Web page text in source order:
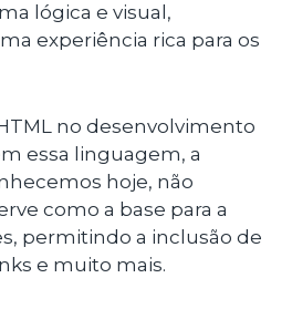
lógica e visual,
experiência rica para os
no desenvolvimento
essa linguagem, a
hoje, não
como a base para a
permitindo a inclusão de
e muito mais.